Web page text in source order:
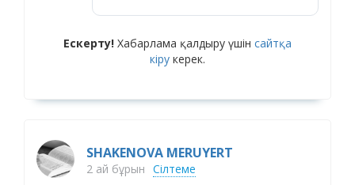
Ескерту! Хабарлама қалдыру үшін сайтқа
кіру керек.
SHAKENOVA MERUYERT
2 ай бұрын Сілтеме